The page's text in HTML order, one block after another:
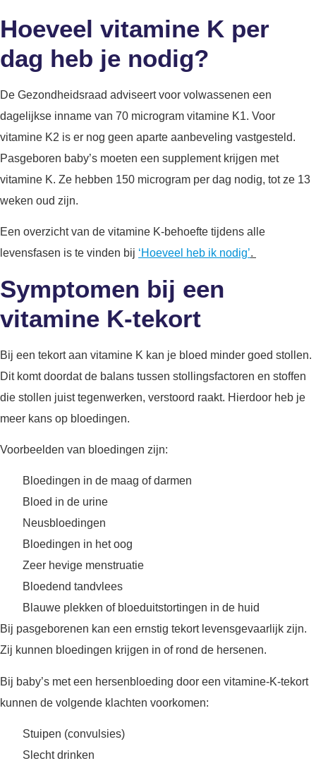
Hoeveel vitamine K per
dag heb je nodig?
De Gezondheidsraad adviseert voor volwassenen een
dagelijkse inname van 70 microgram vitamine K1. Voor
vitamine K2 is er nog geen aparte aanbeveling vastgesteld.
Pasgeboren baby’s moeten een supplement krijgen met
vitamine K. Ze hebben 150 microgram per dag nodig, tot ze 13
weken oud zijn.
Een overzicht van de vitamine K-behoefte tijdens alle
levensfasen is te vinden bij ‘Hoeveel heb ik nodig’.
Symptomen bij een
vitamine K-tekort
Bij een tekort aan vitamine K kan je bloed minder goed stollen.
Dit komt doordat de balans tussen stollingsfactoren en stoffen
die stollen juist tegenwerken, verstoord raakt. Hierdoor heb je
meer kans op bloedingen.
Voorbeelden van bloedingen zijn:
Bloedingen in de maag of darmen
Bloed in de urine
Neusbloedingen
Bloedingen in het oog
Zeer hevige menstruatie
Bloedend tandvlees
Blauwe plekken of bloeduitstortingen in de huid
Bij pasgeborenen kan een ernstig tekort levensgevaarlijk zijn.
Zij kunnen bloedingen krijgen in of rond de hersenen.
Bij baby’s met een hersenbloeding door een vitamine-K-tekort
kunnen de volgende klachten voorkomen:
Stuipen (convulsies)
Slecht drinken